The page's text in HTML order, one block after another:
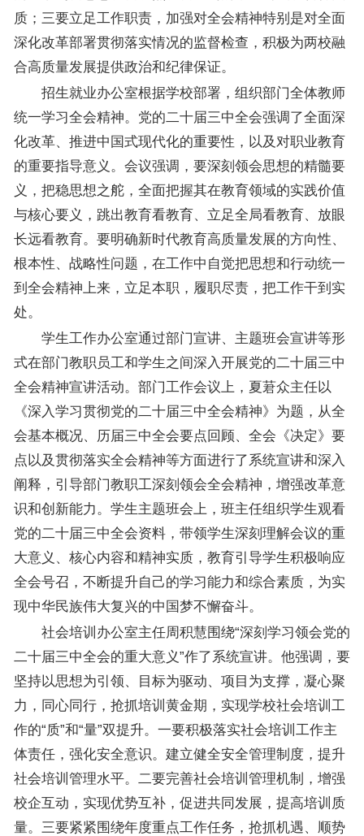
质；三要立足工作职责，加强对全会精神特别是对全面
深化改革部署贯彻落实情况的监督检查，积极为两校融
合高质量发展提供政治和纪律保证。
招生就业办公室根据学校部署，组织部门全体教师
统一学习全会精神。党的二十届三中全会强调了全面深
化改革、推进中国式现代化的重要性，以及对职业教育
的重要指导意义。会议强调，要深刻领会思想的精髓要
义，把稳思想之舵，全面把握其在教育领域的实践价值
与核心要义，跳出教育看教育、立足全局看教育、放眼
长远看教育。要明确新时代教育高质量发展的方向性、
根本性、战略性问题，在工作中自觉把思想和行动统一
到全会精神上来，立足本职，履职尽责，把工作干到实
处。
学生工作办公室通过部门宣讲、主题班会宣讲等形
式在部门教职员工和学生之间深入开展党的二十届三中
全会精神宣讲活动。部门工作会议上，夏莙众主任以
《深入学习贯彻党的二十届三中全会精神》为题，从全
会基本概况、历届三中全会要点回顾、全会《决定》要
点以及贯彻落实全会精神等方面进行了系统宣讲和深入
阐释，引导部门教职工深刻领会全会精神，增强改革意
识和创新能力。学生主题班会上，班主任组织学生观看
党的二十届三中全会资料，带领学生深刻理解会议的重
大意义、核心内容和精神实质，教育引导学生积极响应
全会号召，不断提升自己的学习能力和综合素质，为实
现中华民族伟大复兴的中国梦不懈奋斗。
社会培训办公室主任周积慧围绕“深刻学习领会党的
二十届三中全会的重大意义”作了系统宣讲。他强调，要
坚持以思想为引领、目标为驱动、项目为支撑，凝心聚
力，同心同行，抢抓培训黄金期，实现学校社会培训工
作的“质”和“量”双提升。一要积极落实社会培训工作主
体责任，强化安全意识。建立健全安全管理制度，提升
社会培训管理水平。二要完善社会培训管理机制，增强
校企互动，实现优势互补，促进共同发展，提高培训质
量。三要紧紧围绕年度重点工作任务，抢抓机遇、顺势